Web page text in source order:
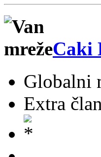
Caki
Globalni
Extra član